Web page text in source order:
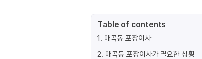
Table of contents
1. 매곡동 포장이사
2. 매곡동 포장이사가 필요한 상황